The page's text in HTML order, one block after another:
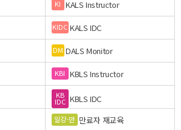
KI KALS Instructor
KIDC KALS IDC
DM DALS Monitor
KBI KBLS Instructor
KB
IDC KBLS IDC
일강-만 만료자 재교육